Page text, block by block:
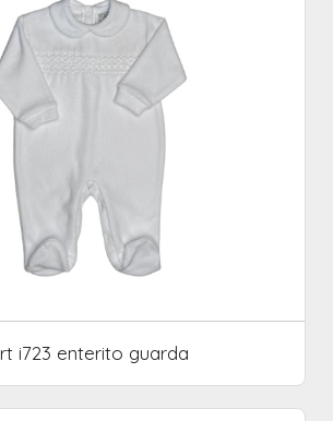
i723 enterito guarda